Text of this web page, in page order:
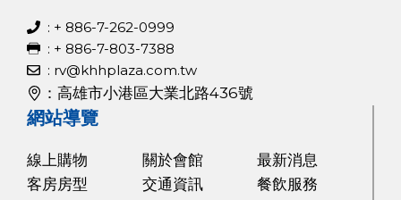
: + 886-7-262-0999
: + 886-7-803-7388
: rv@khhplaza.com.tw
：高雄市小港區大業北路436號
網站導覽
線上購物
客房房型
關於會館
交通資訊
最新消息
餐飲服務